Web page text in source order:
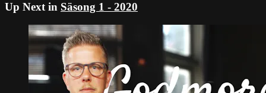
Up Next in Säsong 1 - 2020